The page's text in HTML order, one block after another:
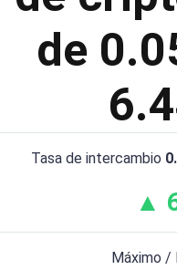
de
Tasa de intercambio
▲
Máximo /